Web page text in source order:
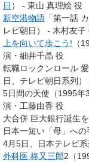
日 ） - 東山 真理絵 役
新空港物語 「第一話
レビ朝日） - 木村友子
上を向いて歩こう! （
演・細井千晶 役
転職ロックンロール
日、テレビ朝日系列
5日間の天使（1995年3
演・工藤由香 役
大合併 巨大銀行誕生
日本一短い「母」へ
4月5日、日本テレビ
外科医 柊又三郎2（